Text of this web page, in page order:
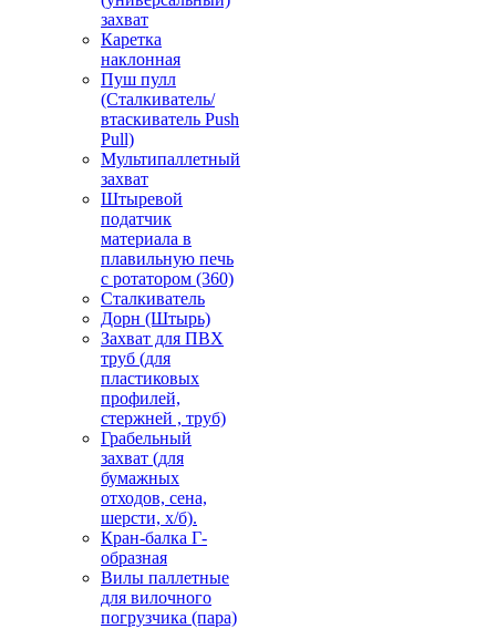
захват
Каретка
наклонная
Пуш пулл
(Сталкиватель/
втаскиватель Push
Pull)
Мультипаллетный
захват
Штыревой
податчик
материала в
плавильную печь
с ротатором (360)
Сталкиватель
Дорн (Штырь)
Захват для ПВХ
труб (для
пластиковых
профилей,
стержней , труб)
Грабельный
захват (для
бумажных
отходов, сена,
шерсти, х/б).
Кран-балка Г-
образная
Вилы паллетные
для вилочного
погрузчика (пара)